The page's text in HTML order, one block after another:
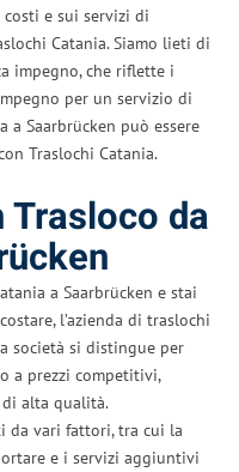
e sui servizi di
Catania. Siamo lieti di
impegno, che riflette i
per un servizio di
Saarbrücken può essere
Traslochi Catania.
Trasloco da
a Saarbrücken e stai
l’azienda di traslochi
società si distingue per
a prezzi competitivi,
alta qualità.
da vari fattori, tra cui la
e i servizi aggiuntivi